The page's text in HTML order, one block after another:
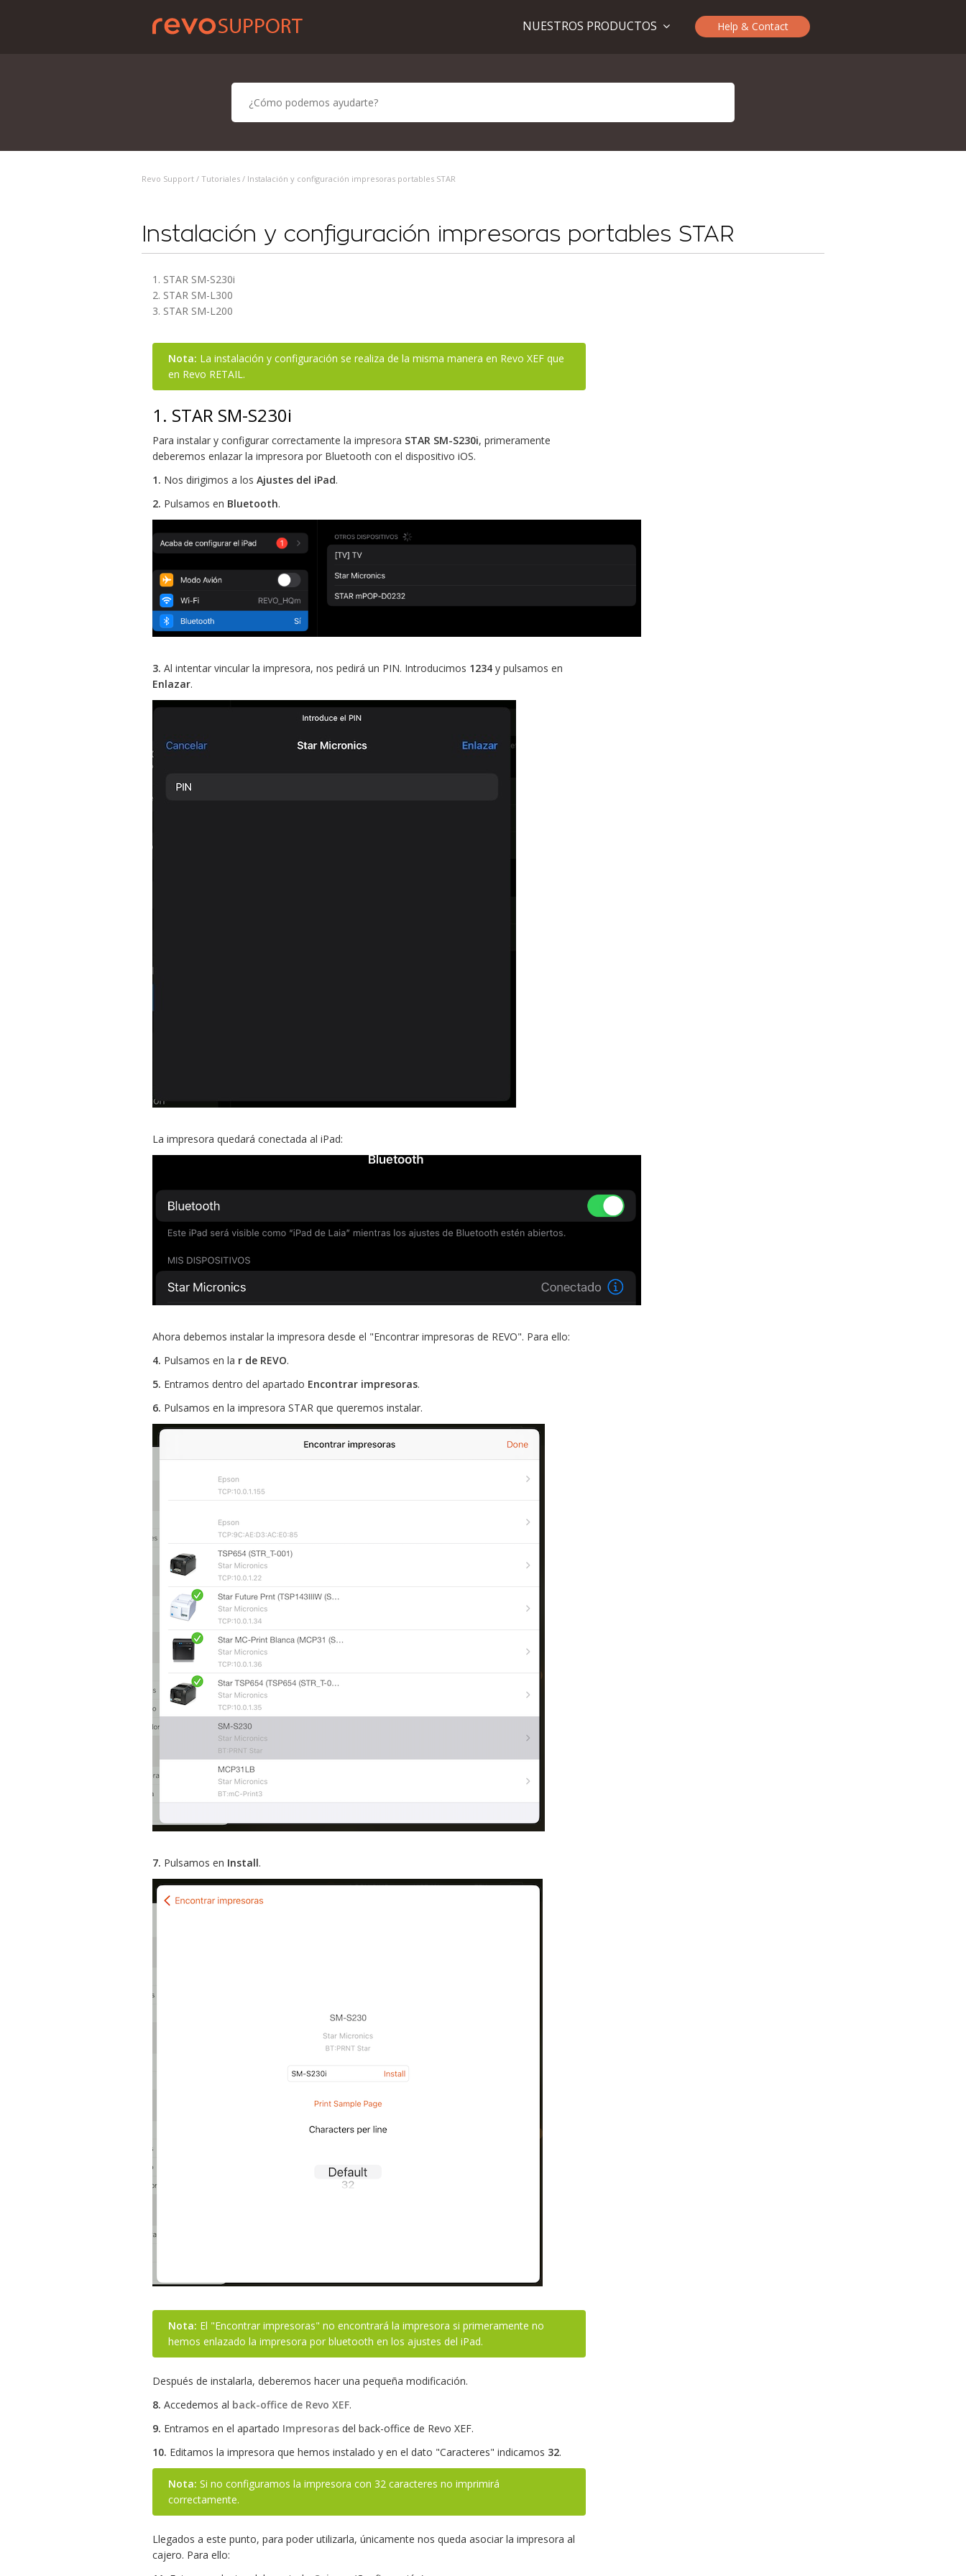
Help & Contact
NUESTROS PRODUCTOS
Revo Support / Tutoriales / Instalación y configuración impresoras portables STAR
Instalación y configuración impresoras portables STAR
1. STAR SM-S230i
2. STAR SM-L300
3. STAR SM-L200
Nota: La instalación y configuración se realiza de la misma manera en Revo XEF que
en Revo RETAIL.
1. STAR SM-S230i
Para instalar y configurar correctamente la impresora STAR SM-S230i, primeramente
deberemos enlazar la impresora por Bluetooth con el dispositivo iOS.
1. Nos dirigimos a los Ajustes del iPad.
2. Pulsamos en Bluetooth.
3. Al intentar vincular la impresora, nos pedirá un PIN. Introducimos 1234 y pulsamos en
Enlazar.
La impresora quedará conectada al iPad:
Ahora debemos instalar la impresora desde el "Encontrar impresoras de REVO". Para ello:
4. Pulsamos en la r de REVO.
5. Entramos dentro del apartado Encontrar impresoras.
6. Pulsamos en la impresora STAR que queremos instalar.
7. Pulsamos en Install.
Nota: El "Encontrar impresoras" no encontrará la impresora si primeramente no
hemos enlazado la impresora por bluetooth en los ajustes del iPad.
Después de instalarla, deberemos hacer una pequeña modificación.
8. Accedemos al back-office de Revo XEF.
9. Entramos en el apartado Impresoras del back-office de Revo XEF.
10. Editamos la impresora que hemos instalado y en el dato "Caracteres" indicamos 32.
Nota: Si no configuramos la impresora con 32 caracteres no imprimirá
correctamente.
Llegados a este punto, para poder utilizarla, únicamente nos queda asociar la impresora al
cajero. Para ello: